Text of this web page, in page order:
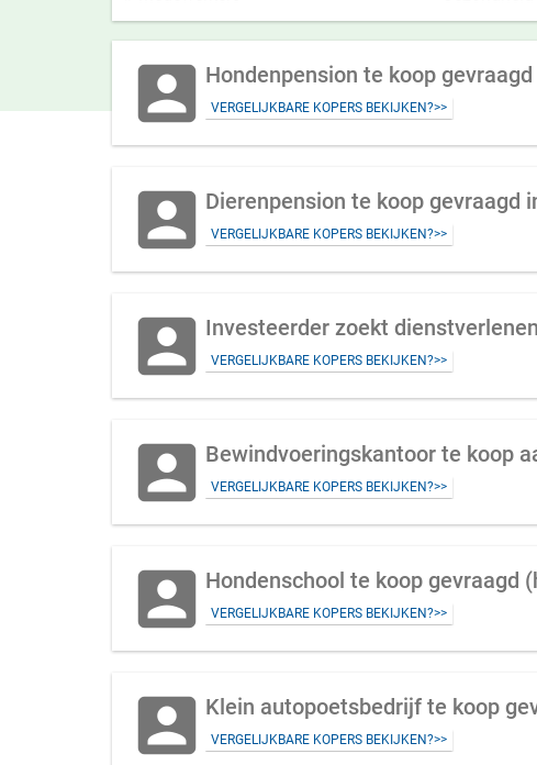
account_box Hondenpension te koop
VERGELIJKBARE KOPERS BEKIJKEN?>>
account_box Dierenpension te koop gevraagd
VERGELIJKBARE KOPERS BEKIJKEN?>>
account_box Investeerder zoekt
VERGELIJKBARE KOPERS BEKIJKEN?>>
account_box Bewindvoeringskantoor te koop
VERGELIJKBARE KOPERS BEKIJKEN?>>
account_box Hondenschool te koop gevraagd
VERGELIJKBARE KOPERS BEKIJKEN?>>
account_box Klein autopoetsbedrijf te koop
VERGELIJKBARE KOPERS BEKIJKEN?>>